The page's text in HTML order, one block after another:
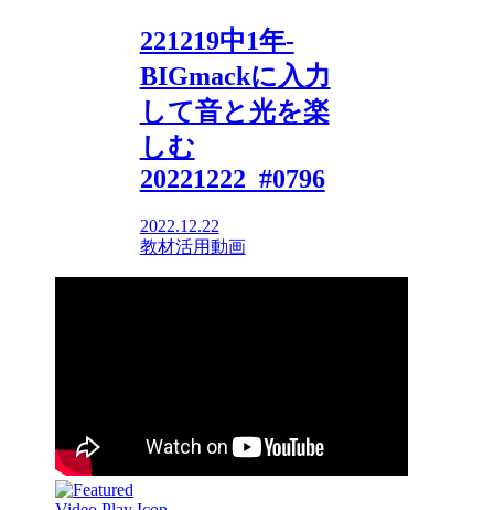
221219中1年-
BIGmackに入力
して音と光を楽
しむ
20221222_#0796
2022.12.22
教材活用動画